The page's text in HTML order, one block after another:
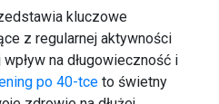
kluczowe
z regularnej aktywności
na długowieczność i
po 40-tce to świetny